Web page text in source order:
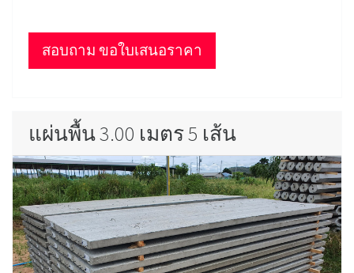
สอบถาม ขอใบเสนอราคา
แผ่นพื้น 3.00 เมตร 5 เส้น